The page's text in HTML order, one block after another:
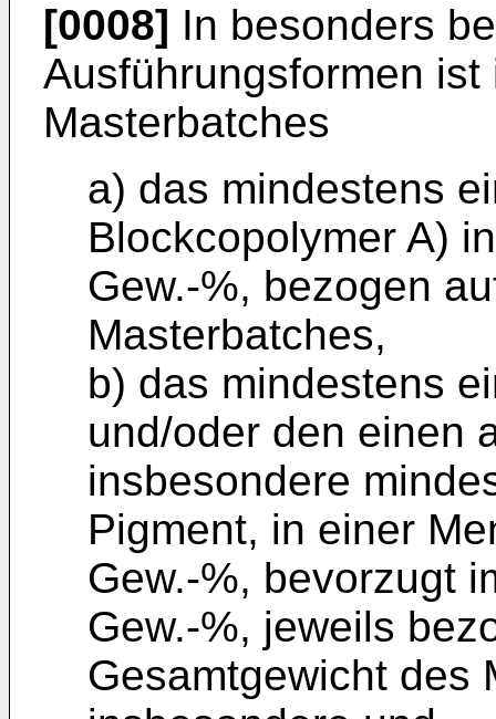
[0008] In besonders
Ausführungsformen
Masterbatches
a) das mindestens
Blockcopolymer A)
Gew.-%, bezogen
Masterbatches,
b) das mindestens
und/oder den einen
insbesondere
Pigment, in einer
Gew.-%, bevorzugt
Gew.-%, jeweils
Gesamtgewicht des